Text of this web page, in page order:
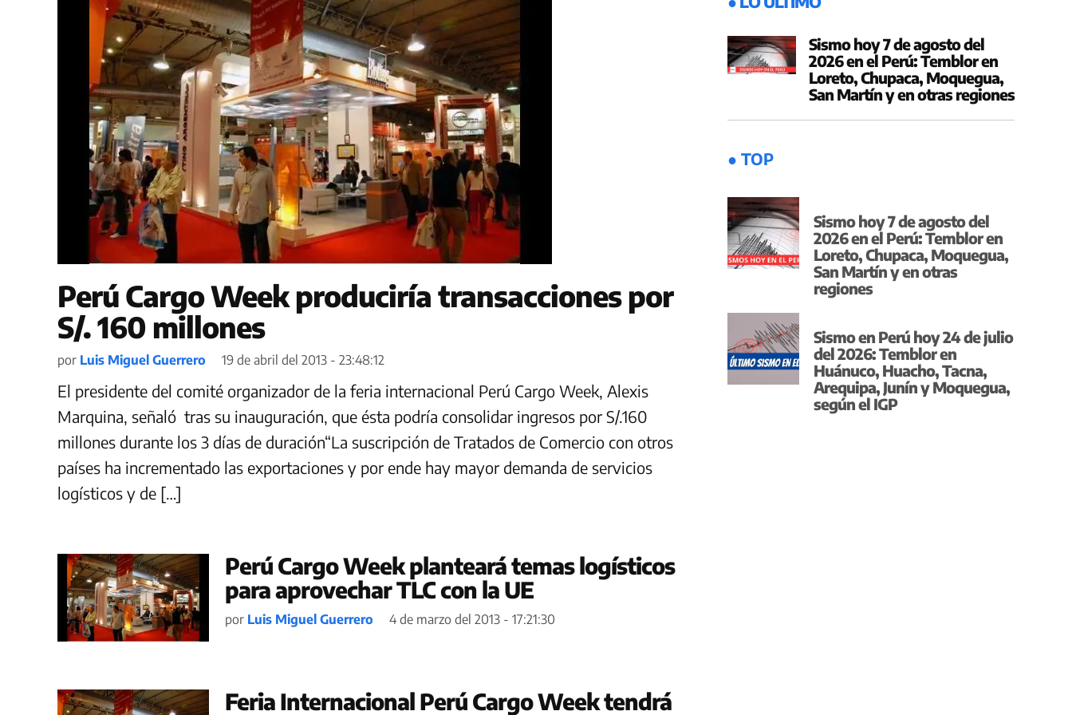
Perú Cargo Week produciría transacciones por
S/. 160 millones
por Luis Miguel Guerrero 19 de abril del 2013 - 23:48:12
El presidente del comité organizador de la feria internacional Perú Cargo Week, Alexis
Marquina, señaló tras su inauguración, que ésta podría consolidar ingresos por S/.160
millones durante los 3 días de duración“La suscripción de Tratados de Comercio con otros
países ha incrementado las exportaciones y por ende hay mayor demanda de servicios
logísticos y de […]
Perú Cargo Week planteará temas logísticos
para aprovechar TLC con la UE
por Luis Miguel Guerrero 4 de marzo del 2013 - 17:21:30
Feria Internacional Perú Cargo Week tendrá
Sismo hoy 7 de agosto del
2026 en el Perú: Temblor en
Loreto, Chupaca, Moquegua,
San Martín y en otras regiones
● TOP
Sismo hoy 7 de agosto del
2026 en el Perú: Temblor en
Loreto, Chupaca, Moquegua,
San Martín y en otras
regiones
Sismo en Perú hoy 24 de julio
del 2026: Temblor en
Huánuco, Huacho, Tacna,
Arequipa, Junín y Moquegua,
según el IGP